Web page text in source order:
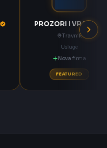
PROZORI I VRATA Sučić Nova Bila
Travnik
Usluge
Nova firma
FEATURED